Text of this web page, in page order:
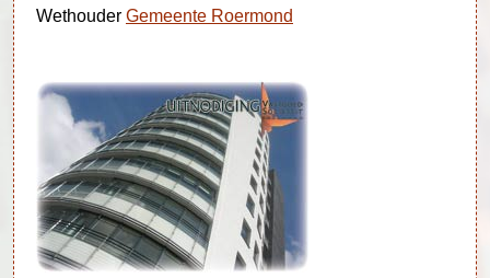
Wethouder Gemeente Roermond